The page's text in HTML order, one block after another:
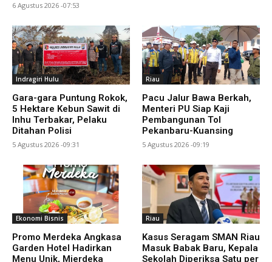
6 Agustus 2026 -07:53
Indragiri Hulu
Gara-gara Puntung Rokok,
5 Hektare Kebun Sawit di
Inhu Terbakar, Pelaku
Ditahan Polisi
5 Agustus 2026 -09:31
Riau
Pacu Jalur Bawa Berkah,
Menteri PU Siap Kaji
Pembangunan Tol
Pekanbaru-Kuansing
5 Agustus 2026 -09:19
Ekonomi Bisnis
Promo Merdeka Angkasa
Garden Hotel Hadirkan
Menu Unik, Mierdeka
Riau
Kasus Seragam SMAN Riau
Masuk Babak Baru, Kepala
Sekolah Diperiksa Satu per